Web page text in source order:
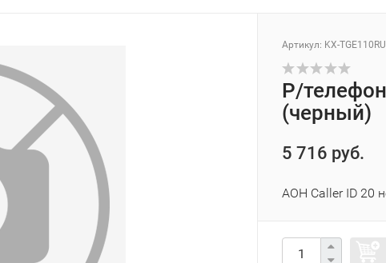
Артикул: KX-
Р/телефон
(черный)
5 716 руб.
АОН Caller ID 20